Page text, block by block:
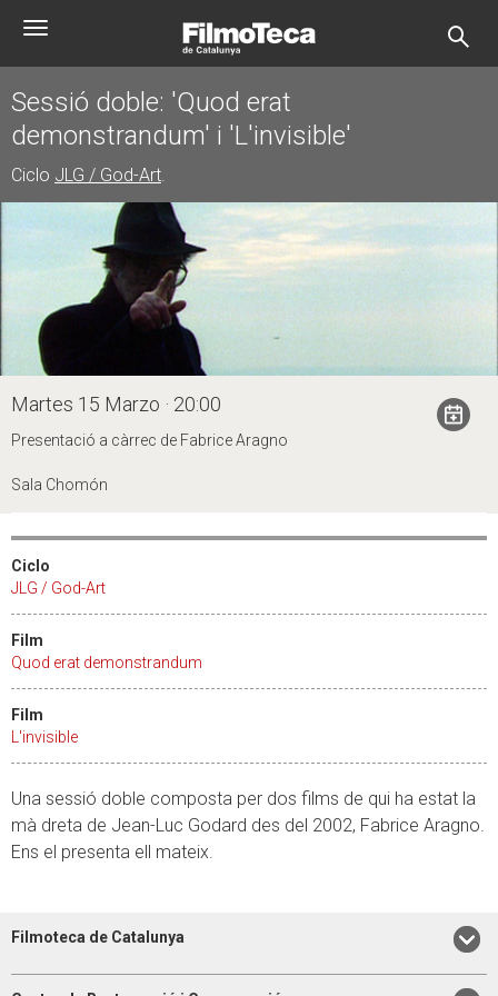
Toggle
Sessió doble: 'Quod erat
demonstrandum' i 'L'invisible'
Ciclo JLG / God-Art.
Martes 15 Marzo · 20:00
Presentació a càrrec de Fabrice Aragno
Sala Chomón
Ciclo
JLG / God-Art
Film
Quod erat demonstrandum
Film
L'invisible
Una sessió doble composta per dos films de qui ha estat la
mà dreta de Jean-Luc Godard des del 2002, Fabrice Aragno.
Ens el presenta ell mateix.
Filmoteca de Catalunya